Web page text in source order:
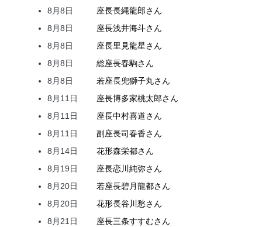
8月8日
座長長縄龍郎さん
8月8日
座長浅井海斗さん
8月8日
座長里見龍星さん
8月8日
総座長春駒さん
8月8日
若座長兜獅子丸さん
8月11日
座長博多家桃太郎さん
8月11日
座長中村喜道さん
8月11日
副座長司春香さん
8月14日
花形森栄都さん
8月19日
座長恋川純弥さん
8月20日
若座長碧月龍都さん
8月20日
花形長谷川愁さん
8月21日
座長三条すすむさん